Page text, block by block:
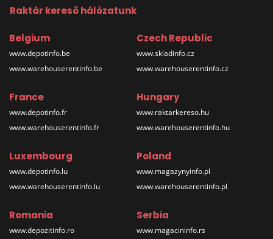
Raktár kereső hálózatunk
Belgium
www.depotinfo.be
www.warehouserentinfo.be
Czech Republic
www.skladinfo.cz
www.warehouserentinfo.cz
France
www.depotinfo.fr
www.warehouserentinfo.fr
Hungary
www.raktarkereso.hu
www.warehouserentinfo.hu
Luxembourg
www.depotinfo.lu
www.warehouserentinfo.lu
Poland
www.magazynyinfo.pl
www.warehouserentinfo.pl
Romania
www.depozitinfo.ro
Serbia
www.magacininfo.rs